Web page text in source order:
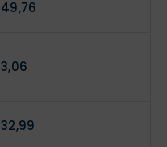
49,76
3,06
32,99